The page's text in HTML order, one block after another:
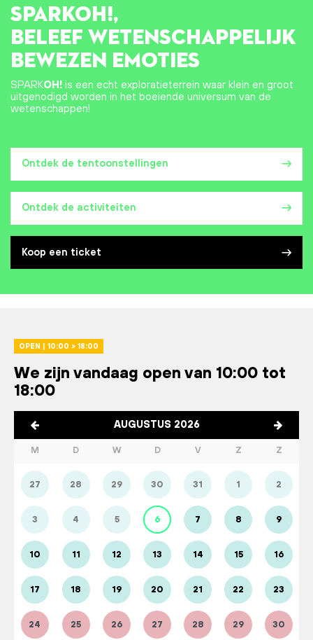
Ontdek de tentoonstellingen
Ontdek de activiteiten
Koop een ticket
SPARKOH!,
BELEEF WETENSCHAPPELIJK
BEWEZEN EMOTIES
SPARKOH! is een echt exploratieterrein waar klein en groot
uitgenodigd worden in het boeiende universum van de
wetenschappen!
OPEN | 10:00 > 18:00
We zijn vandaag open van 10:00 tot
18:00
AUGUSTUS 2026
M D W D V Z Z
27 28 29 30 31 1 2
3 4 5 6 7 8 9
10 11 12 13 14 15 16
17 18 19 20 21 22 23
24 25 26 27 28 29 30